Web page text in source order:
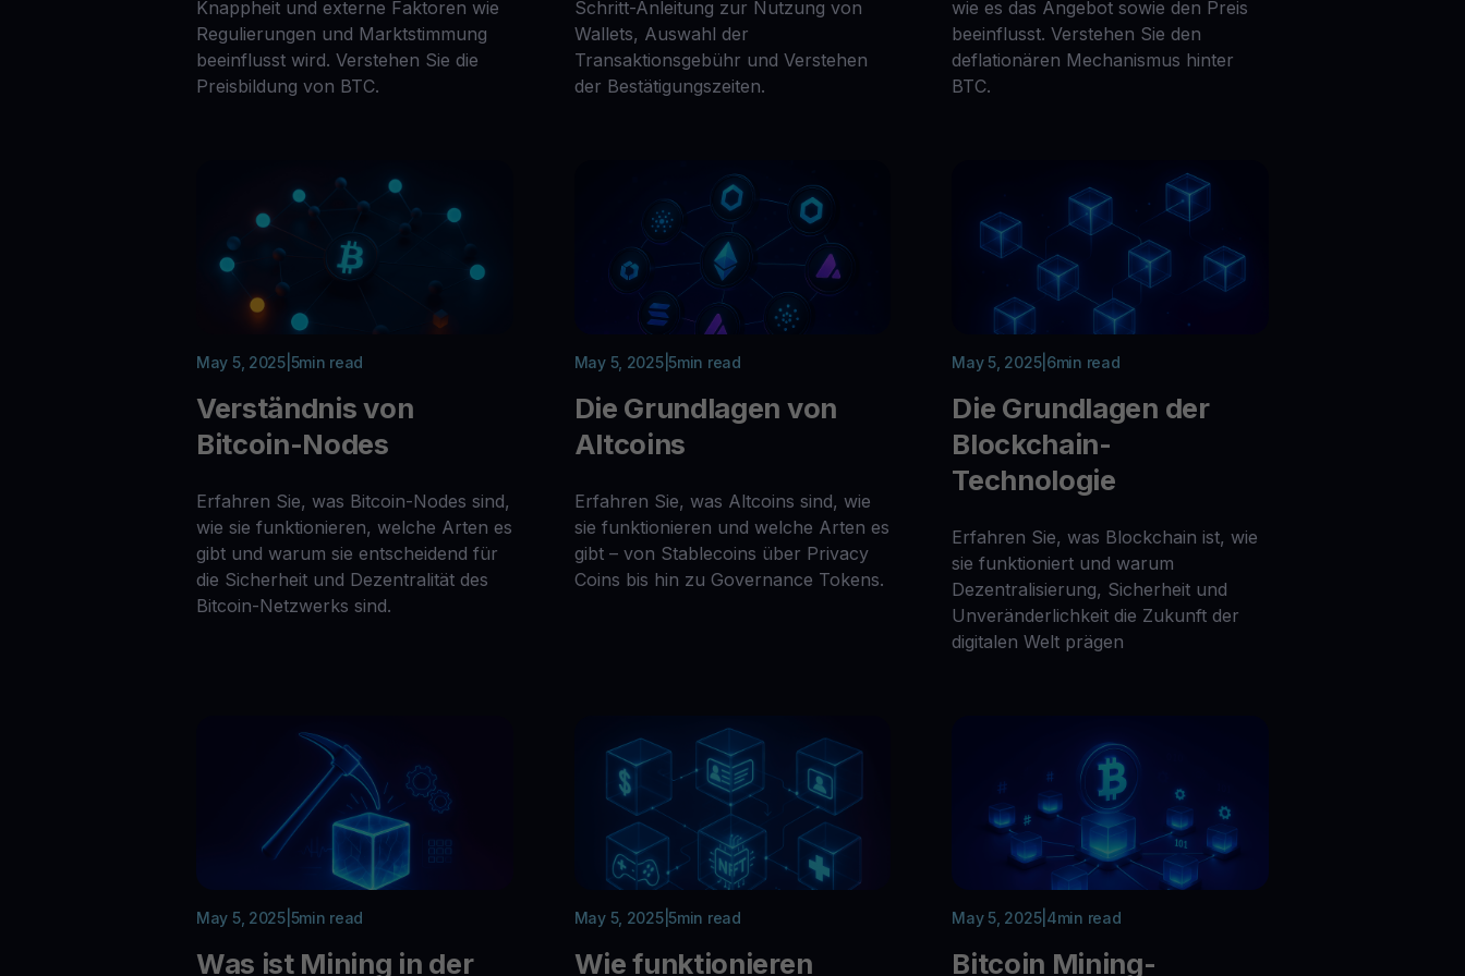
Knappheit und externe Faktoren wie
Regulierungen und Marktstimmung
beeinflusst wird. Verstehen Sie die
Preisbildung von BTC.
Schritt-Anleitung zur Nutzung von
Wallets, Auswahl der
Transaktionsgebühr und Verstehen
der Bestätigungszeiten.
wie es das Angebot sowie den Preis
beeinflusst. Verstehen Sie den
deflationären Mechanismus hinter
BTC.
May 5, 2025| 5min read
Verständnis von
Bitcoin-Nodes
Erfahren Sie, was Bitcoin-Nodes sind,
wie sie funktionieren, welche Arten es
gibt und warum sie entscheidend für
die Sicherheit und Dezentralität des
Bitcoin-Netzwerks sind.
May 5, 2025| 5min read
Die Grundlagen von
Altcoins
Erfahren Sie, was Altcoins sind, wie
sie funktionieren und welche Arten es
gibt – von Stablecoins über Privacy
Coins bis hin zu Governance Tokens.
May 5, 2025| 6min read
Die Grundlagen der
Blockchain-
Technologie
Erfahren Sie, was Blockchain ist, wie
sie funktioniert und warum
Dezentralisierung, Sicherheit und
Unveränderlichkeit die Zukunft der
digitalen Welt prägen
May 5, 2025| 5min read
Was ist Mining in der
May 5, 2025| 5min read
Wie funktionieren
May 5, 2025| 4min read
Bitcoin Mining-